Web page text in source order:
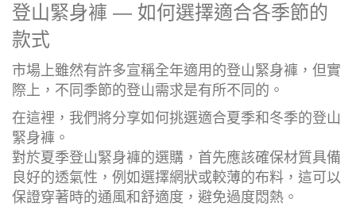
登山緊身褲 — 如何選擇適合各季節的
款式
市場上雖然有許多宣稱全年適用的登山緊身褲，但實
際上，不同季節的登山需求是有所不同的。
在這裡，我們將分享如何挑選適合夏季和冬季的登山
緊身褲。
對於夏季登山緊身褲的選購，首先應該確保材質具備
良好的透氣性，例如選擇網狀或較薄的布料，這可以
保證穿著時的通風和舒適度，避免過度悶熱。